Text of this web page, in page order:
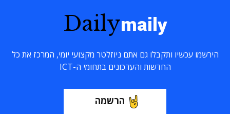
Dailymaily
הירשמו עכשיו ותקבלו גם אתם ניוזלטר מקצועי יומי, המרכז את כל
החדשות והעדכונים בתחומי ה-ICT
הרשמה